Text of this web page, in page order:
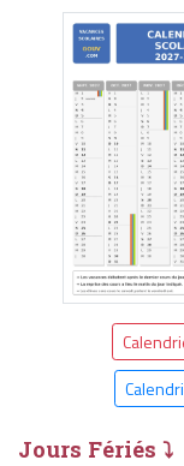
Jours Fériés ⤵